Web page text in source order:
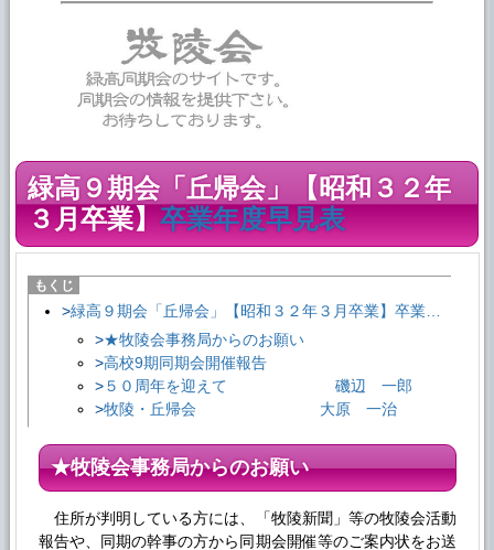
緑高９期会「丘帰会」【昭和３２年
３月卒業】 卒業年度早見表
緑高９期会「丘帰会」【昭和３２年３月卒業】卒業年度早見表
★牧陵会事務局からのお願い
高校9期同期会開催報告
５０周年を迎えて 磯辺 一郎
牧陵・丘帰会 大原 一治
★牧陵会事務局からのお願い
住所が判明している方には、「牧陵新聞」等の牧陵会活動
報告や、同期の幹事の方から同期会開催等のご案内状をお送